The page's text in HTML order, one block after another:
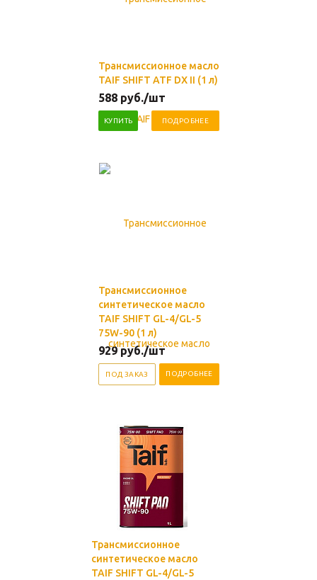
Трансмиссионное масло
TAIF SHIFT ATF DX II (1 л)
588 руб./шт
КУПИТЬ ПОДРОБНЕЕ
Трансмиссионное
синтетическое масло
TAIF SHIFT GL-4/GL-5
75W-90 (1 л)
929руб./шт
ПОД ЗАКАЗ ПОДРОБНЕЕ
Трансмиссионное
синтетическое масло
TAIF SHIFT GL-4/GL-5